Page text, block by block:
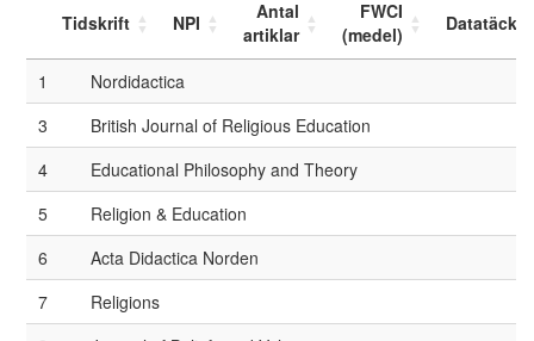
Tidskrift NPI
Antal
artiklar
FWCI
(medel)
1
Nordidactica
3
British Journal of Religious Education
4
Educational Philosophy and Theory
5
Religion & Education
6
Acta Didactica Norden
7
Religions